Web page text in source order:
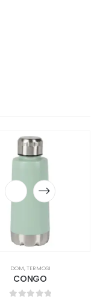
DOM,TERMOSI
CONGO